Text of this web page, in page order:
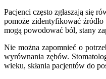
Pacjenci często zgłaszają się
pomoże zidentyfikować
mogą powodować ból, stany
Nie można zapomnieć o
wyrównania zębów.
wieku, skłania pacjentów do